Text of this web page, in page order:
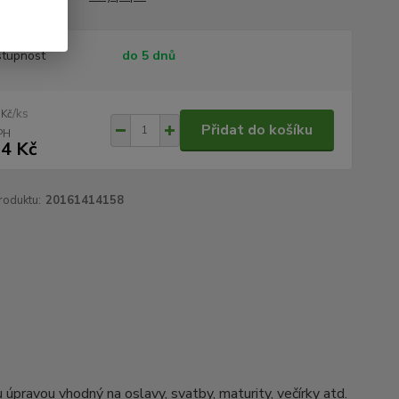
do 5 dnů
/ks
Kč
Přidat do košíku
20161414158
vhodný na oslavy, svatby, maturity, večírky atd.